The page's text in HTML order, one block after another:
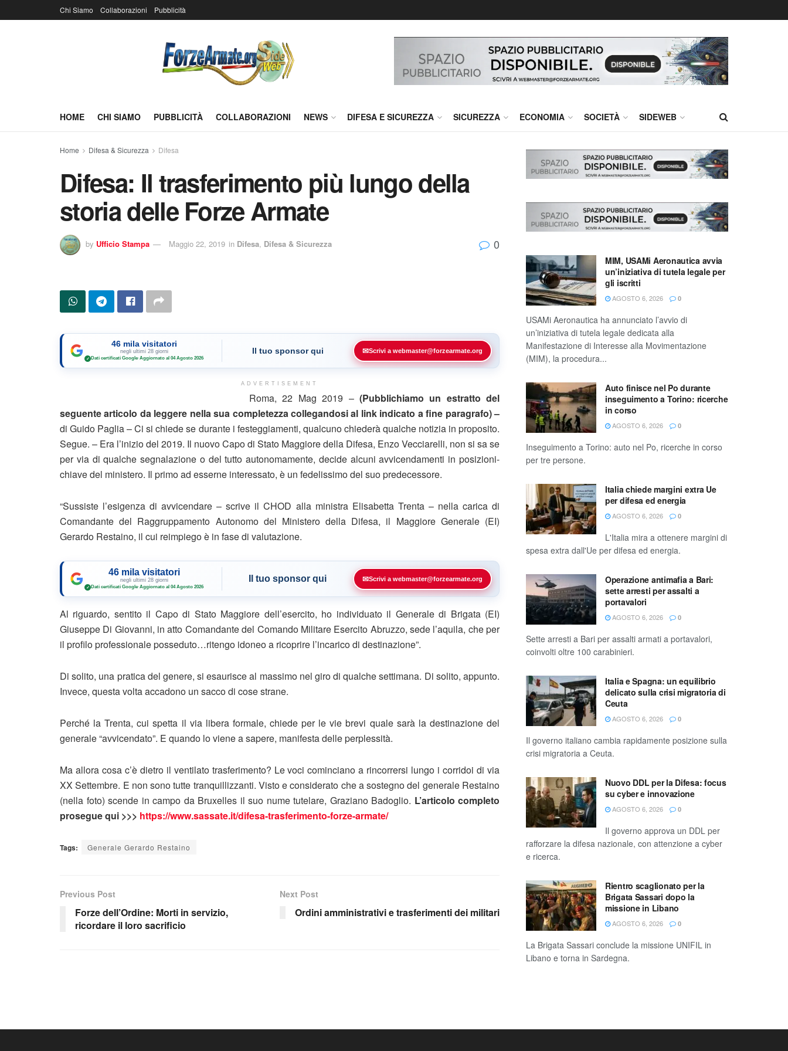
Chi Siamo Collaborazioni Pubblicità
HOME CHI SIAMO PUBBLICITÀ COLLABORAZIONI NEWS DIFESA E SICUREZZA SICUREZZA ECONOMIA SOCIETÀ SIDEWEB
Home Difesa & Sicurezza Difesa
Difesa: Il trasferimento più lungo della
storia delle Forze Armate
by Ufficio Stampa Maggio 22, 2019 in Difesa, Difesa & Sicurezza 0
46 mila visitatori
negli ultimi 28 giorni
✓ Dati certificati Google·Aggiornato al 04 Agosto 2026
Il tuo sponsor qui ✉Scrivi a webmaster@forzearmate.org
ADVERTISEMENT
Roma, 22 Mag 2019 – (Pubblichiamo un estratto del
seguente articolo da leggere nella sua completezza collegandosi al link indicato a fine paragrafo) –
di Guido Paglia – Ci si chiede se durante i festeggiamenti, qualcuno chiederà qualche notizia in proposito.
Segue. – Era l’inizio del 2019. Il nuovo Capo di Stato Maggiore della Difesa, Enzo Vecciarelli, non si sa se
per via di qualche segnalazione o del tutto autonomamente, decide alcuni avvicendamenti in posizioni-
chiave del ministero. Il primo ad esserne interessato, è un fedelissimo del suo predecessore.
“Sussiste l’esigenza di avvicendare – scrive il CHOD alla ministra Elisabetta Trenta – nella carica di
Comandante del Raggruppamento Autonomo del Ministero della Difesa, il Maggiore Generale (EI)
Gerardo Restaino, il cui reimpiego è in fase di valutazione.
46 mila visitatori
negli ultimi 28 giorni
✓ Dati certificati Google·Aggiornato al 04 Agosto 2026
Il tuo sponsor qui ✉Scrivi a webmaster@forzearmate.org
Al riguardo, sentito il Capo di Stato Maggiore dell’esercito, ho individuato il Generale di Brigata (EI)
Giuseppe Di Giovanni, in atto Comandante del Comando Militare Esercito Abruzzo, sede l’aquila, che per
il profilo professionale posseduto…ritengo idoneo a ricoprire l’incarico di destinazione”.
Di solito, una pratica del genere, si esaurisce al massimo nel giro di qualche settimana. Di solito, appunto.
Invece, questa volta accadono un sacco di cose strane.
Perché la Trenta, cui spetta il via libera formale, chiede per le vie brevi quale sarà la destinazione del
generale “avvicendato”. E quando lo viene a sapere, manifesta delle perplessità.
Ma allora cosa c’è dietro il ventilato trasferimento? Le voci cominciano a rincorrersi lungo i corridoi di via
XX Settembre. E non sono tutte tranquillizzanti. Visto e considerato che a sostegno del generale Restaino
(nella foto) scende in campo da Bruxelles il suo nume tutelare, Graziano Badoglio. L’articolo completo
prosegue qui >>> https://www.sassate.it/difesa-trasferimento-forze-armate/
Tags: Generale Gerardo Restaino
Previous Post
Forze dell’Ordine: Morti in servizio,
ricordare il loro sacrificio
Next Post
Ordini amministrativi e trasferimenti dei militari
MIM, USAMi Aeronautica avvia
un’iniziativa di tutela legale per
gli iscritti
AGOSTO 6, 2026 0
USAMi Aeronautica ha annunciato l’avvio di
un’iniziativa di tutela legale dedicata alla
Manifestazione di Interesse alla Movimentazione
(MIM), la procedura...
Auto finisce nel Po durante
inseguimento a Torino: ricerche
in corso
AGOSTO 6, 2026 0
Inseguimento a Torino: auto nel Po, ricerche in corso
per tre persone.
Italia chiede margini extra Ue
per difesa ed energia
AGOSTO 6, 2026 0
L'Italia mira a ottenere margini di
spesa extra dall'Ue per difesa ed energia.
Operazione antimafia a Bari:
sette arresti per assalti a
portavalori
AGOSTO 6, 2026 0
Sette arresti a Bari per assalti armati a portavalori,
coinvolti oltre 100 carabinieri.
Italia e Spagna: un equilibrio
delicato sulla crisi migratoria di
Ceuta
AGOSTO 6, 2026 0
Il governo italiano cambia rapidamente posizione sulla
crisi migratoria a Ceuta.
Nuovo DDL per la Difesa: focus
su cyber e innovazione
AGOSTO 6, 2026 0
Il governo approva un DDL per
rafforzare la difesa nazionale, con attenzione a cyber
e ricerca.
Rientro scaglionato per la
Brigata Sassari dopo la
missione in Libano
AGOSTO 6, 2026 0
La Brigata Sassari conclude la missione UNIFIL in
Libano e torna in Sardegna.